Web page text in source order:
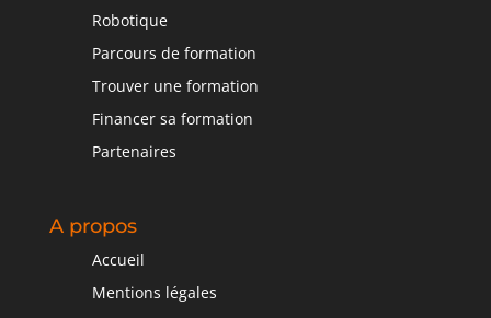
Robotique
Parcours de formation
Trouver une formation
Financer sa formation
Partenaires
A propos
Accueil
Mentions légales